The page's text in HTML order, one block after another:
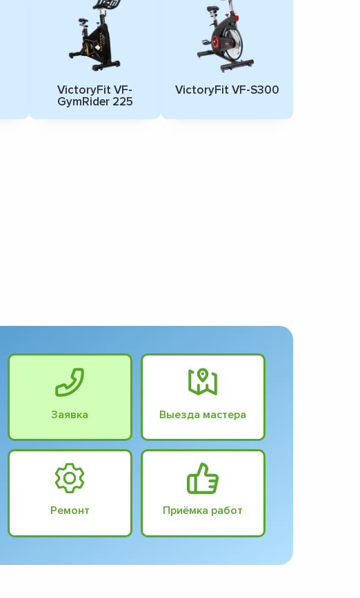
VictoryFit VF-
GymRider 225
VictoryFit VF-S300
Заявка Выезда мастера
Ремонт Приёмка работ